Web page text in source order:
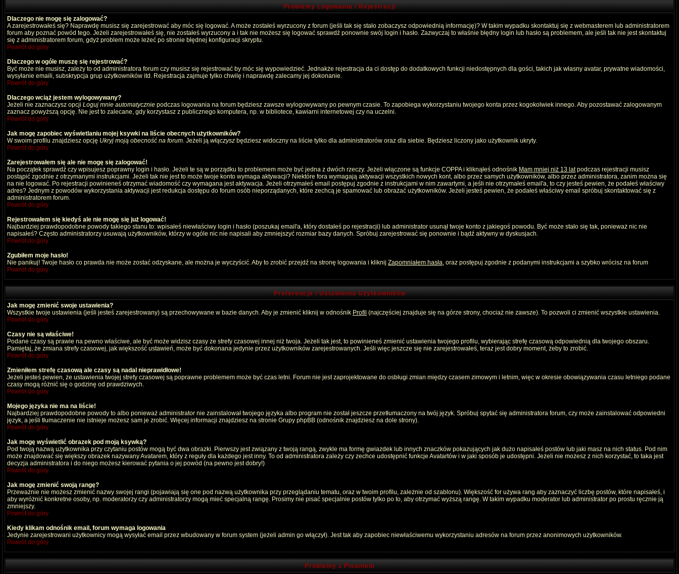
Problemy Logowania i Rejestracji
Dlaczego nie mogę się zalogować?
A zarejestrowałeś się? Naprawdę musisz się zarejestrować aby móc się logować. A może zostałeś wyrzucony z forum (jeśli tak się stało zobaczysz odpowiednią informację)? W takim wypadku skontaktuj się z webmasterem lub administratorem
forum aby poznać powód tego. Jeżeli zarejestrowałeś się, nie zostałeś wyrzucony a i tak nie możesz się logować sprawdź ponownie swój login i hasło. Zazwyczaj to właśnie błędny login lub hasło są problemem, ale jeśli tak nie jest skontaktuj
się z administratorem forum, gdyż problem może leżeć po stronie błędnej konfiguracji skryptu.
Powrót do góry
Dlaczego w ogóle muszę się rejestrować?
Być może nie musisz, zależy to od administratora forum czy musisz się rejestrować by móc się wypowiedzieć. Jednakże rejestracja da ci dostęp do dodatkowych funkcji niedostępnych dla gości, takich jak własny avatar, prywatne wiadomości,
wysyłanie emaili, subskrypcja grup użytkowników itd. Rejestracja zajmuje tylko chwilę i naprawdę zalecamy jej dokonanie.
Powrót do góry
Dlaczego wciąż jestem wylogowywany?
Jeżeli nie zaznaczysz opcji Loguj mnie automatycznie podczas logowania na forum będziesz zawsze wylogowywany po pewnym czasie. To zapobiega wykorzystaniu twojego konta przez kogokolwiek innego. Aby pozostawać zalogowanym
zaznacz powyższą opcję. Nie jest to zalecane, gdy korzystasz z publicznego komputera, np. w bibliotece, kawiarni internetowej czy na uczelni.
Powrót do góry
Jak mogę zapobiec wyświetlaniu mojej ksywki na liście obecnych użytkowników?
W swoim profilu znajdziesz opcję Ukryj moją obecność na forum. Jeżeli ją włączysz będziesz widoczny na liście tylko dla administratorów oraz dla siebie. Będziesz liczony jako użytkownik ukryty.
Powrót do góry
Zarejestrowałem się ale nie mogę się zalogować!
Na początek sprawdź czy wpisujesz poprawny login i hasło. Jeżeli te są w porządku to problemem może być jedna z dwóch rzeczy. Jeżeli włączone są funkcje COPPA i kliknąłeś odnośnik Mam mniej niż 13 latpodczas rejestracji musisz
postąpić zgodnie z otrzymanymi instrukcjami. Jeżeli tak nie jest to może twoje konto wymaga aktywacji? Niektóre fora wymagają aktywacji wszystkich nowych kont, albo przez samych użytkowników, albo przez administratora, zanim można się
na nie logować. Po rejestracji powinieneś otrzymać wiadomość czy wymagana jest aktywacja. Jeżeli otrzymałeś email postępuj zgodnie z instrukcjami w nim zawartymi, a jeśli nie otrzymałeś email'a, to czy jesteś pewien, że podałeś właściwy
adres? Jednym z powodów wykorzystania aktywacji jest redukcja dostępu do forum osób nieporządanych, które zechcą je spamować lub obrażać użytkowników. Jeżeli jesteś pewien, że podałeś właściwy email spróbuj skontaktować się z
administratorem forum.
Powrót do góry
Rejestrowałem się kiedyś ale nie mogę się już logować!
Najbardziej prawdopodobne powody takiego stanu to: wpisałeś niewłaściwy login i hasło (poszukaj email'a, który dostałeś po rejestracji) lub administrator usunął twoje konto z jakiegoś powodu. Być może stało się tak, ponieważ nic nie
napisałeś? Często administratorzy usuwają użytkowników, którzy w ogóle nic nie napisali aby zmniejszyć rozmiar bazy danych. Spróbuj zarejestrować się ponownie i bądź aktywny w dyskusjach.
Powrót do góry
Zgubiłem moje hasło!
Nie panikuj! Twoje hasło co prawda nie może zostać odzyskane, ale można je wyczyścić. Aby to zrobić przejdź na stronę logowania i kliknij Zapomniałem hasła, oraz postępuj zgodnie z podanymi instrukcjami a szybko wrócisz na forum
Powrót do góry
Preferencje i Ustawienia Użytkowników
Jak mogę zmienić swoje ustawienia?
Wszystkie twoje ustawienia (jeśli jesteś zarejestrowany) są przechowywane w bazie danych. Aby je zmienić kliknij w odnośnik Profil (najczęściej znajduje się na górze strony, chociaż nie zawsze). To pozwoli ci zmienić wszystkie ustawienia.
Powrót do góry
Czasy nie są właściwe!
Podane czasy są prawie na pewno właściwe, ale być może widzisz czasy ze strefy czasowej innej niż twoja. Jeżeli tak jest, to powinieneś zmienić ustawienia twojego profilu, wybierając strefę czasową odpowiednią dla twojego obszaru.
Pamiętaj, że zmiana strefy czasowej, jak większość ustawień, może być dokonana jedynie przez użytkowników zarejestrowanych. Jeśli więc jeszcze się nie zarejestrowałeś, teraz jest dobry moment, żeby to zrobić.
Powrót do góry
Zmieniłem strefę czasową ale czasy są nadal nieprawidłowe!
Jeżeli jesteś pewien, że ustawienia twojej strefy czasowej są poprawne problemem może być czas letni. Forum nie jest zaprojektowane do osbługi zmian między czasem zimowym i letnim, więc w okresie obowiązywania czasu letniego podane
czasy mogą różnić się o godzinę od prawdziwych.
Powrót do góry
Mojego języka nie ma na liście!
Najbardziej prawdopodobne powody to albo ponieważ administrator nie zainstalował twojego języka albo program nie został jeszcze przetłumaczony na twój język. Spróbuj spytać się administratora forum, czy może zainstalować odpowiedni
język, a jeśli tłumaczenie nie istnieje możesz sam je zrobić. Więcej informacji znajdziesz na stronie Grupy phpBB (odnośnik znajdziesz na dole strony).
Powrót do góry
Jak mogę wyświetlić obrazek pod moją ksywką?
Pod twoją nazwą użytkownika przy czytaniu postów mogą być dwa obrazki. Pierwszy jest związany z twoją rangą, zwykle ma formę gwiazdek lub innych znaczków pokazujących jak dużo napisałeś postów lub jaki masz na nich status. Pod nim
może znajdować się większy obrazek nazywany Avatarem, który z reguły dla każdego jest inny. To od administratora zależy czy zechce udostępnić funkcje Avatartów i w jaki sposób je udostępni. Jeżeli nie możesz z nich korzystać, to taka jest
decyzja administratora i do niego możesz kierować pytania o jej powód (na pewno jest dobry!)
Powrót do góry
Jak mogę zmienić swoją rangę?
Przeważnie nie możesz zmienić nazwy swojej rangi (pojawiają się one pod nazwą użytkownika przy przeglądaniu tematu, oraz w twoim profilu, zależnie od szablonu). Większość for używa rang aby zaznaczyć liczbę postów, które napisałeś, i
aby wyróżnić konkretne osoby, np. moderatorzy czy administratorzy mogą mieć specjalną rangę. Prosimy nie pisać specjalnie postów tylko po to, aby otrzymać wyższą rangę. W takim wypadku moderator lub administrator po prostu ręcznie ją
zmniejszy.
Powrót do góry
Kiedy klikam odnośnik email, forum wymaga logowania
Jedynie zarejestrowani użytkownicy mogą wysyłać email przez wbudowany w forum system (jeżeli admin go włączył). Jest tak aby zapobiec niewłaściwemu wykorzystaniu adresów na forum przez anonimowych użytkowników.
Powrót do góry
Problemy z Pisaniem